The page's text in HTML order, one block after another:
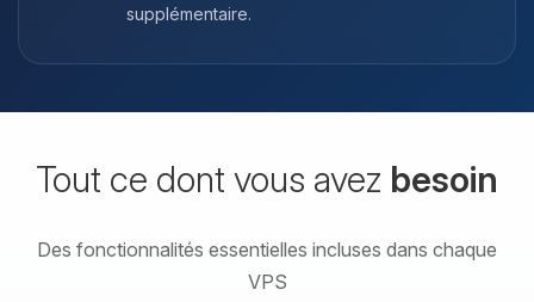
supplémentaire.
Tout ce dont vous avez besoin
Des fonctionnalités essentielles incluses dans chaque
VPS